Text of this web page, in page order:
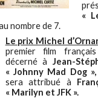
«
nombre de 7.
Le prix Michel
premier film
décerné àJean-
« Johnny Mad Dog »,
sera attribué à
« Marilyn et JFK ».